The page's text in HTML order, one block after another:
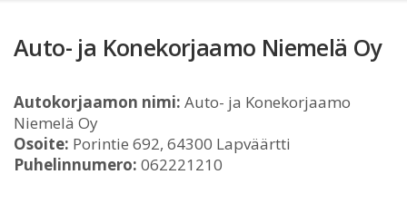
Auto- ja Konekorjaamo Niemelä Oy
Autokorjaamon nimi: Auto- ja Konekorjaamo
Niemelä Oy
Osoite: Porintie 692, 64300 Lapväärtti
Puhelinnumero: 062221210